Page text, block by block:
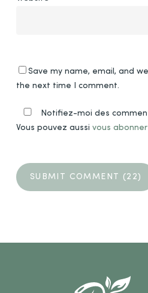
Save my name, email, and
the next time I comment.
Notifiez-moi des
Vous pouvez aussi vous abonner